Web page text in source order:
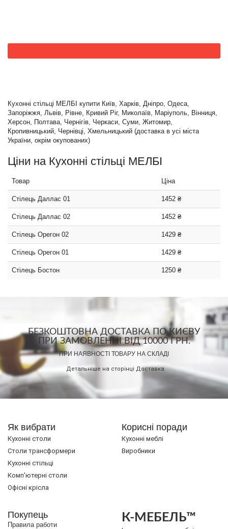
Кухонні стільці МЕЛБІ купити Київ, Харків, Дніпро, Одеса,
Запоріжжя, Львів, Рівне, Кривий Ріг, Миколаїв, Маріуполь, Вінниця,
Херсон, Полтава, Чернігів, Черкаси, Суми, Житомир,
Кропивницький, Чернівці, Хмельницький (доставка в усі міста
України, окрім окупованих)
Ціни на Кухонні стільці МЕЛБІ
Товар Ціна
Стілець Даллас 01 1452 ₴
Стілець Даллас 02 1452 ₴
Стілець Орегон 02 1429 ₴
Стілець Орегон 01 1429 ₴
Стілець Бостон 1250 ₴
БЕЗКОШТОВНА ДОСТАВКА ПО КИЄВУ
ПРИ ЗАМОВЛЕННІ ВІД 10000 ГРН.
ПРИ НАЯВНОСТІ ТОВАРУ НА СКЛАДІ
Детальніше на сторінці Доставка
Як вибрати
Кухонні столи
Cтоли трансформери
Кухонні стільці
Комп'ютерні столи
Офісні крісла
Корисні поради
Кухонні меблі
Виробники
Покупець
Правила работи
К-МЕБЕЛЬ™